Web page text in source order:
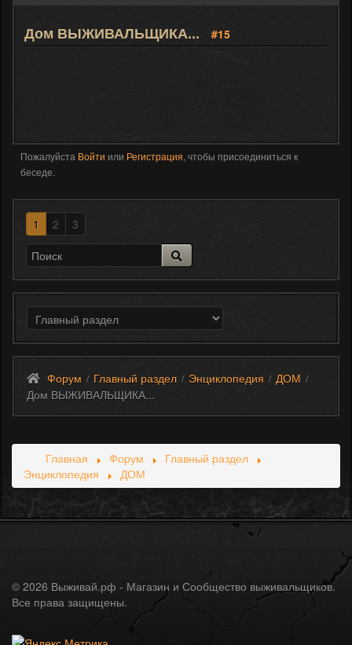
Дом ВЫЖИВАЛЬЩИКА... #15
Пожалуйста Войти или Регистрация, чтобы присоединиться к
беседе.
1 2 3
Форум / Главный раздел / Энциклопедия / ДОМ /
Дом ВЫЖИВАЛЬЩИКА...
Главная Форум
Главный раздел
Энциклопедия
ДОМ
© 2026 Выживай.рф - Магазин и Сообщество выживальщиков.
Все права защищены.